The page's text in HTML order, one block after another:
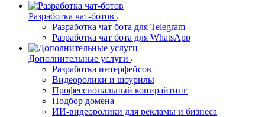
Разработка чат-ботов
Разработка чат бота для Telegram
Разработка чат бота для WhatsApp
Дополнительные услуги
Разработка интерфейсов
Видеоролики и шоурилы
Профессиональный копирайтинг
Подбор домена
ИИ-видеоролики для рекламы и бизнеса